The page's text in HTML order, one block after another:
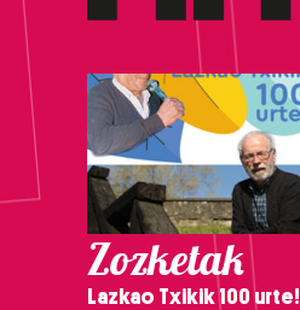
Zozketak
Lazkao Txikik 100 urte!